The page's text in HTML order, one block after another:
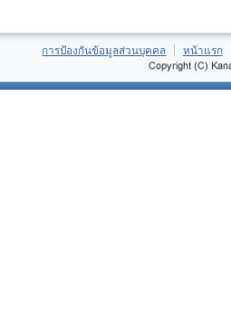
การป้องกันข้อมูลส่วนบุคคล หน้าแรก